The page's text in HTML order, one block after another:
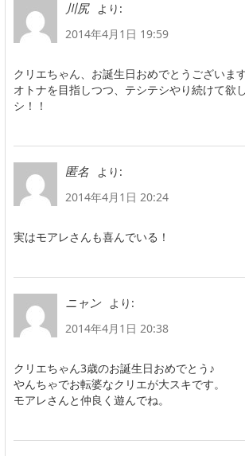
川尻
より:
2014年4月1日 19:59
クリエちゃん、お誕生日おめでとうございま
オトナを目指しつつ、テシテシやり続けて欲
シ！！
匿名
より:
2014年4月1日 20:24
実はモアレさんも喜んでいる！
ニャン
より:
2014年4月1日 20:38
クリエちゃん3歳のお誕生日おめでとう♪
やんちゃでお転婆なクリエが大スキです。
モアレさんと仲良く遊んでね。